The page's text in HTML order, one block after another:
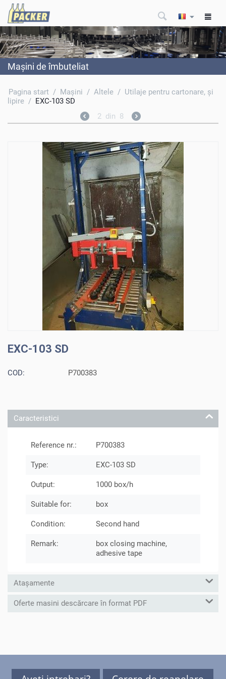
Maşini de îmbuteliat
Pagina start / Maşini / Altele / Utilaje pentru cartonare, şi
lipire / EXC-103 SD
2 din 8
EXC-103 SD
COD: P700383
Caracteristici
Reference nr.: P700383
Type: EXC-103 SD
Output: 1000 box/h
Suitable for: box
Condition: Second hand
Remark:
box closing machine,
adhesive tape
Atașamente
Oferte masini descărcare în format PDF